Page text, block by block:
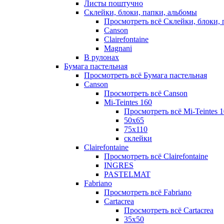
Листы поштучно
Склейки, блоки, папки, альбомы
Просмотреть всё Склейки, блоки,
Canson
Clairefontaine
Magnani
В рулонах
Бумага пастельная
Просмотреть всё Бумага пастельная
Canson
Просмотреть всё Canson
Mi-Teintes 160
Просмотреть всё Mi-Teintes
50х65
75х110
склейки
Clairefontaine
Просмотреть всё Clairefontaine
INGRES
PASTELMAT
Fabriano
Просмотреть всё Fabriano
Cartacrea
Просмотреть всё Cartacrea
35х50